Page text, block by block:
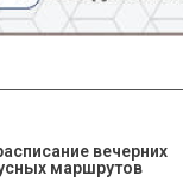
вечерних
маршрутов